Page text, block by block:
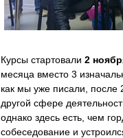
Курсы стартовали 2
месяца вместо 3
как мы уже писали, после
другой сфере
однако здесь есть, чем
собеседование и